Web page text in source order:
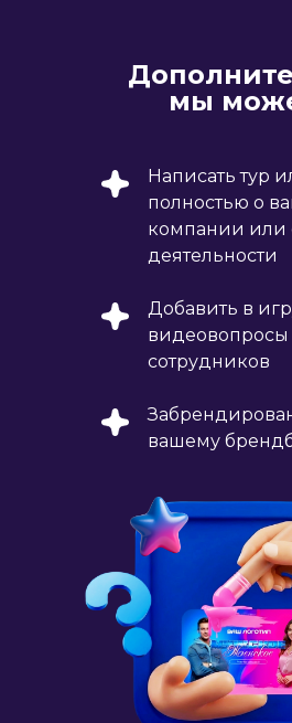
мы
Написать тур
полностью о
компании или
деятельности
Добавить в
видеовопросы
сотрудников
вашему